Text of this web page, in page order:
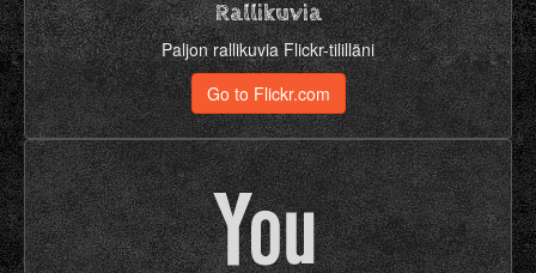
Rallikuvia
Paljon rallikuvia Flickr-tililläni
Go to Flickr.com